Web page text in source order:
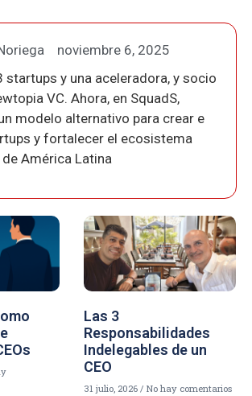
noviembre 6, 2025
y una aceleradora, y socio
VC. Ahora, en SquadS,
modelo alternativo para crear e
y fortalecer el ecosistema
América Latina
Las 3
Responsabilidades
Indelegables de un
CEO
31 julio, 2026 No hay comentarios